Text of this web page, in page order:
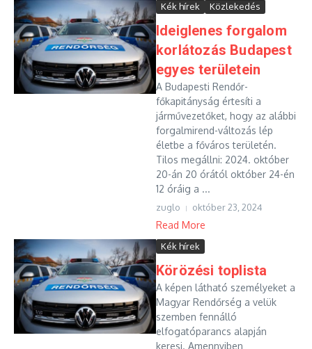
Kék hírek Közlekedés
Ideiglenes forgalom
korlátozás Budapest
egyes területein
A Budapesti Rendőr-
főkapitányság értesíti a
járművezetőket, hogy az alábbi
forgalmirend-változás lép
életbe a főváros területén.
Tilos megállni: 2024. október
20-án 20 órától október 24-én
12 óráig a ...
zuglo október 23, 2024
Read More
Kék hírek
Körözési toplista
A képen látható személyeket a
Magyar Rendőrség a velük
szemben fennálló
elfogatóparancs alapján
keresi. Amennyiben